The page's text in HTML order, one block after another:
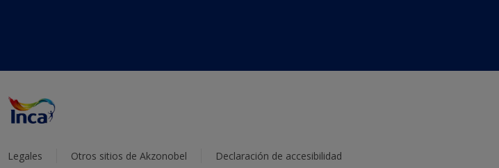
Legales Otros sitios de Akzonobel Declaración de accesibilidad